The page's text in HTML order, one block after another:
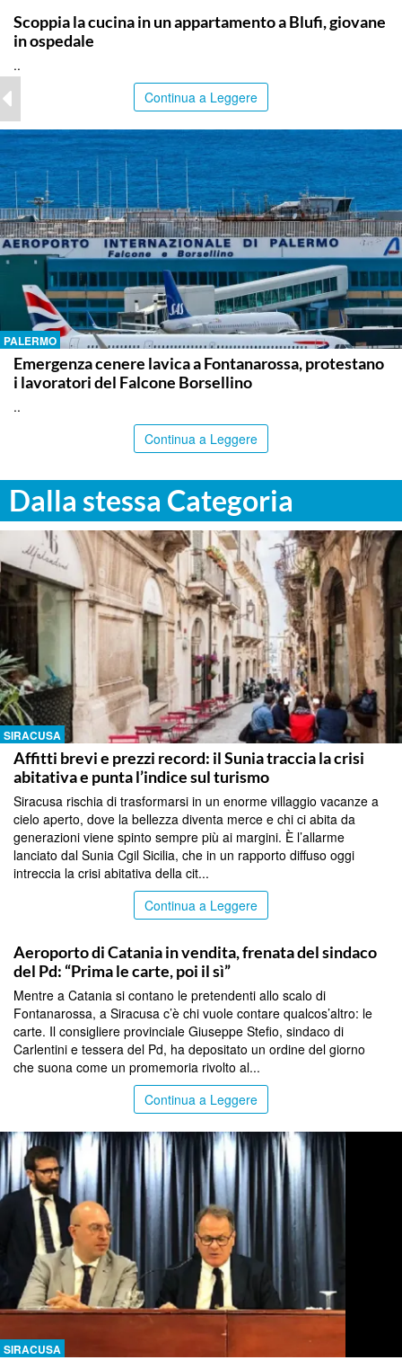
Scoppia la cucina in un appartamento a Blufi, giovane
in ospedale
..
Continua a Leggere
PALERMO
Emergenza cenere lavica a Fontanarossa, protestano
i lavoratori del Falcone Borsellino
..
Continua a Leggere
Dalla stessa Categoria
SIRACUSA
Affitti brevi e prezzi record: il Sunia traccia la crisi
abitativa e punta l’indice sul turismo
Siracusa rischia di trasformarsi in un enorme villaggio vacanze a
cielo aperto, dove la bellezza diventa merce e chi ci abita da
generazioni viene spinto sempre più ai margini. È l’allarme
lanciato dal Sunia Cgil Sicilia, che in un rapporto diffuso oggi
intreccia la crisi abitativa della cit...
Continua a Leggere
Aeroporto di Catania in vendita, frenata del sindaco
del Pd: “Prima le carte, poi il sì”
Mentre a Catania si contano le pretendenti allo scalo di
Fontanarossa, a Siracusa c’è chi vuole contare qualcos’altro: le
carte. Il consigliere provinciale Giuseppe Stefio, sindaco di
Carlentini e tessera del Pd, ha depositato un ordine del giorno
che suona come un promemoria rivolto al...
Continua a Leggere
SIRACUSA